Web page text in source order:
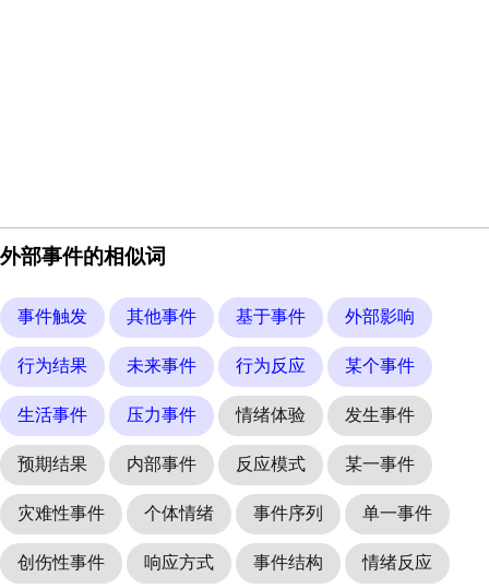
外部事件的相似词
事件触发 其他事件 基于事件 外部影响
行为结果 未来事件 行为反应 某个事件
生活事件 压力事件 情绪体验 发生事件
预期结果 内部事件 反应模式 某一事件
灾难性事件 个体情绪 事件序列 单一事件
创伤性事件 响应方式 事件结构 情绪反应